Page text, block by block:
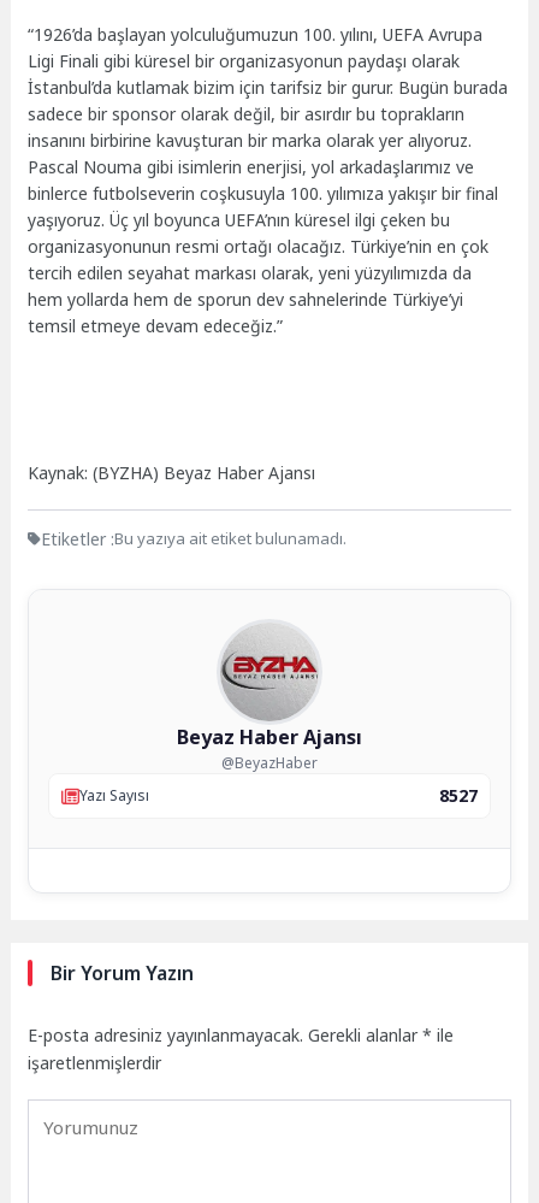
“1926’da başlayan yolculuğumuzun 100. yılını, UEFA Avrupa
Ligi Finali gibi küresel bir organizasyonun paydaşı olarak
İstanbul’da kutlamak bizim için tarifsiz bir gurur. Bugün burada
sadece bir sponsor olarak değil, bir asırdır bu toprakların
insanını birbirine kavuşturan bir marka olarak yer alıyoruz.
Pascal Nouma gibi isimlerin enerjisi, yol arkadaşlarımız ve
binlerce futbolseverin coşkusuyla 100. yılımıza yakışır bir final
yaşıyoruz. Üç yıl boyunca UEFA’nın küresel ilgi çeken bu
organizasyonunun resmi ortağı olacağız. Türkiye’nin en çok
tercih edilen seyahat markası olarak, yeni yüzyılımızda da
hem yollarda hem de sporun dev sahnelerinde Türkiye’yi
temsil etmeye devam edeceğiz.”
Kaynak: (BYZHA) Beyaz Haber Ajansı
Etiketler :Bu yazıya ait etiket bulunamadı.
Beyaz Haber Ajansı
@BeyazHaber
Yazı Sayısı
8527
Bir Yorum Yazın
E-posta adresiniz yayınlanmayacak. Gerekli alanlar* ile
işaretlenmişlerdir